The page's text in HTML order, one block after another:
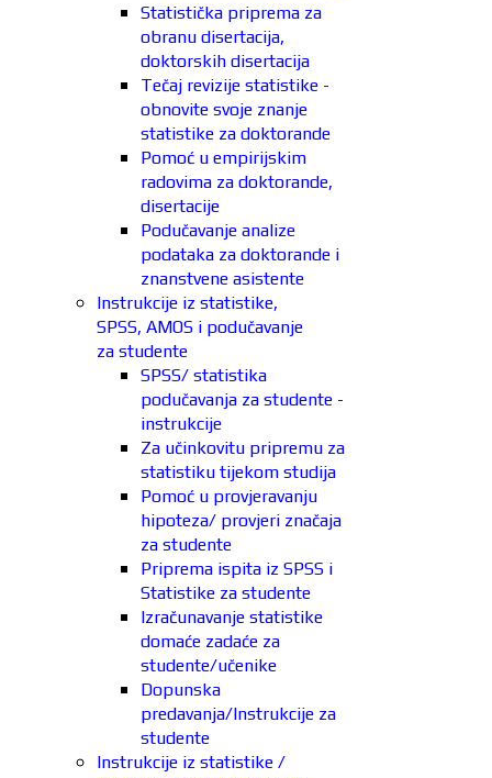
Statistička priprema za
obranu disertacija,
doktorskih disertacija
Tečaj revizije statistike -
obnovite svoje znanje
statistike za doktorande
Pomoć u empirijskim
radovima za doktorande,
disertacije
Podučavanje analize
podataka za doktorande i
znanstvene asistente
Instrukcije iz statistike,
SPSS, AMOS i podučavanje
za studente
SPSS/ statistika
podučavanja za studente -
instrukcije
Za učinkovitu pripremu za
statistiku tijekom studija
Pomoć u provjeravanju
hipoteza/ provjeri značaja
za studente
Priprema ispita iz SPSS i
Statistike za studente
Izračunavanje statistike
domaće zadaće za
studente/učenike
Dopunska
predavanja/Instrukcije za
studente
Instrukcije iz statistike /